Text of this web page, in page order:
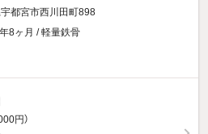
都宮市西川田町898
8ヶ月 / 軽量鉄骨
円）